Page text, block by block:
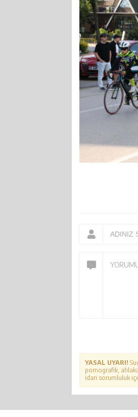
YASAL UYARI!
pornografik,
idari sorumluluk